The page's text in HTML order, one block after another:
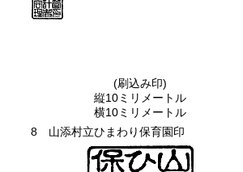
(刷込み印)
縦10ミリメートル
横10ミリメートル
8 山添村立ひまわり保育園印